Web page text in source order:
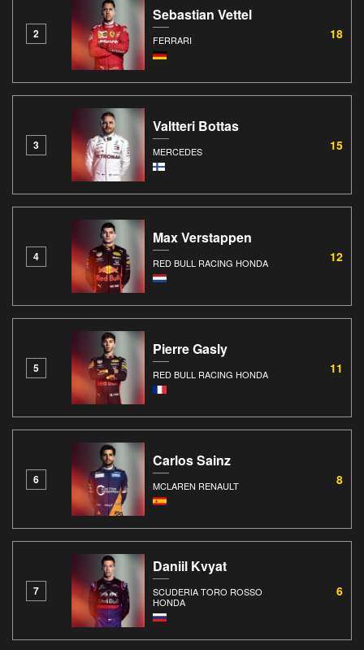
2
Sebastian Vettel
FERRARI 18
3
Valtteri Bottas
MERCEDES 15
4
Max Verstappen
RED BULL RACING HONDA 12
5
Pierre Gasly
RED BULL RACING HONDA 11
6
Carlos Sainz
MCLAREN RENAULT 8
7
Daniil Kvyat
SCUDERIA TORO ROSSO
HONDA
6